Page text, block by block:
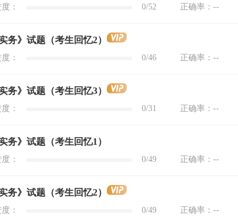
： 0/52 正确率： --
务》试题（考生回忆2）
： 0/46 正确率： --
务》试题（考生回忆3）
： 0/31 正确率： --
务》试题（考生回忆1）
： 0/49 正确率： --
务》试题（考生回忆2）
： 0/49 正确率： --